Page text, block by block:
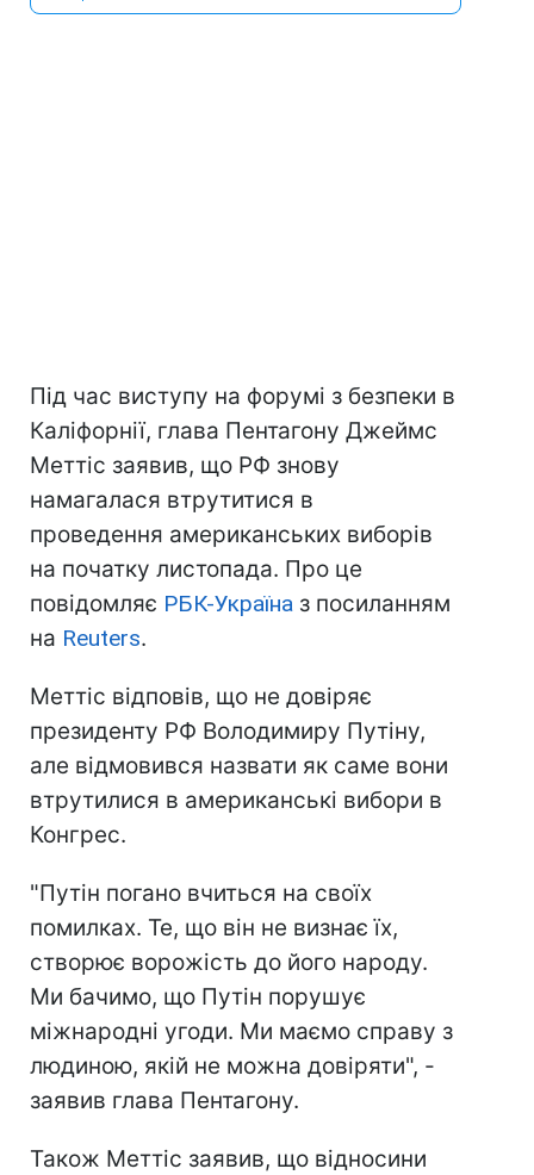
Під час виступу на форумі з безпеки в
Каліфорнії, глава Пентагону Джеймс
Меттіс заявив, що РФ знову
намагалася втрутитися в
проведення американських виборів
на початку листопада. Про це
повідомляє РБК-Україна з посиланням
на Reuters.
Меттіс відповів, що не довіряє
президенту РФ Володимиру Путіну,
але відмовився назвати як саме вони
втрутилися в американські вибори в
Конгрес.
"Путін погано вчиться на своїх
помилках. Те, що він не визнає їх,
створює ворожість до його народу.
Ми бачимо, що Путін порушує
міжнародні угоди. Ми маємо справу з
людиною, якій не можна довіряти", -
заявив глава Пентагону.
Також Меттіс заявив, що відносини